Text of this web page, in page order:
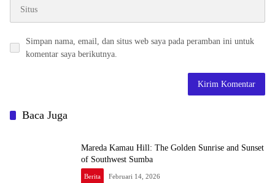
Simpan nama, email, dan situs web saya pada peramban ini untuk
komentar saya berikutnya.
Baca Juga
Mareda Kamau Hill: The Golden Sunrise and Sunset
of Southwest Sumba
Berita Februari 14, 2026